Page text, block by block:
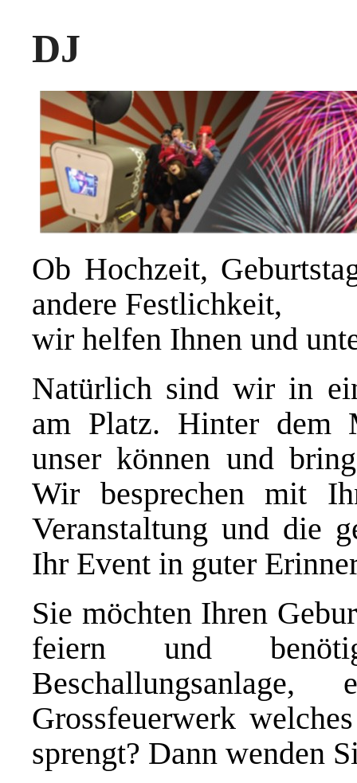
DJ
Ob Hochzeit,
andere Festlichkeit,
wir helfen Ihnen und
Natürlich sind wir in
am Platz. Hinter dem
unser können und
Wir besprechen mit
Veranstaltung und die
Ihr Event in guter
Sie möchten Ihren
feiern und
Grossfeuerwerk
sprengt? Dann wenden